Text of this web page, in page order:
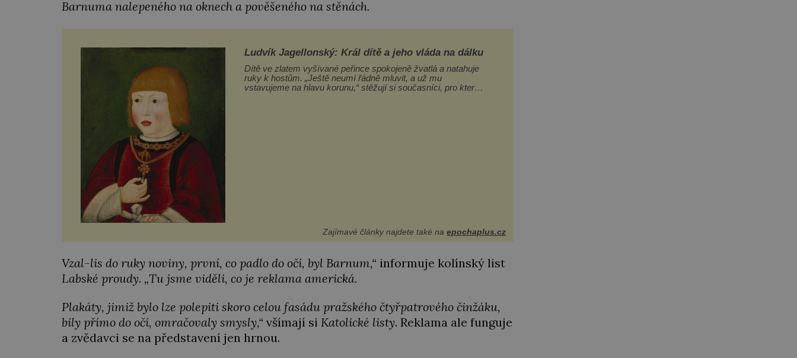
Barnuma nalepeného na oknech a pověšeného na stěnách.
Ludvík Jagellonský: Král dítě a jeho vláda na dálku
Dítě ve zlatem vyšívané peřince spokojeně žvatlá a natahuje
ruky k hostům. „Ještě neumí řádně mluvit, a už mu
vstavujeme na hlavu korunu,“ stěžují si současníci, pro které
Zajímavé články najdete také naepochaplus.cz
Vzal-lis do ruky noviny, první, co padlo do očí, byl Barnum,“ informuje kolínský list
Labské proudy. „Tu jsme viděli, co je reklama americká.
Plakáty, jimiž bylo lze polepiti skoro celou fasádu pražského čtyřpatrového činžáku,
bily přímo do očí, omračovaly smysly,“ všímají si Katolické listy. Reklama ale funguje
a zvědavci se na představení jen hrnou.